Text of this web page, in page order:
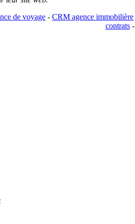
de voyage - CRM agence immobilière
contrats-